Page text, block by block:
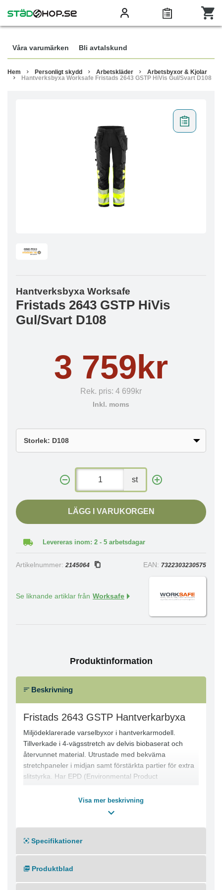
Våra varumärken Bli avtalskund
Hem Personligt skydd Arbetskläder
Arbetsbyxor & Kjolar
Hantverksbyxa Worksafe Fristads 2643 GSTP HiVis Gul/Svart D108
Hantverksbyxa Worksafe
Fristads 2643 GSTP HiVis
Gul/Svart D108
3 759kr
Rek. pris: 4 699kr
Inkl. moms
st
LÄGG I VARUKORGEN
Levereras inom: 2 - 5 arbetsdagar
Artikelnummer: 2145064 EAN: 7322303230575
Se liknande artiklar från Worksafe
Produktinformation
Beskrivning
Fristads 2643 GSTP Hantverkarbyxa
Miljödeklarerade varselbyxor i hantverkarmodell.
Tillverkade i 4-vägsstretch av delvis biobaserat och
återvunnet material. Utrustade med bekväma
stretchpaneler i midjan samt förstärkta partier för extra
slitstyrka. Har EPD (Environmental Product
Två löst hängande CORDURA®-förstärkta spikfickor –
den ena med ficka med dragkedja
ring
CORDURA®-förstärkt benslut
Visa mer beskrivning
Specifikationer
Produktblad